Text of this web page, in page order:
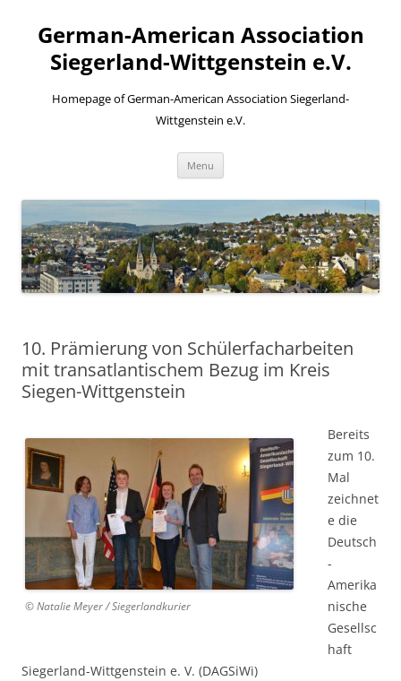
content
German-American Association
Siegerland-Wittgenstein e.V.
Homepage of German-American Association Siegerland-
Wittgenstein e.V.
Menu
10. Prämierung von Schülerfacharbeiten
mit transatlantischem Bezug im Kreis
Siegen-Wittgenstein
© Natalie Meyer / Siegerlandkurier
Bereits
zum 10.
Mal
zeichnet
e die
Deutsch
-
Amerika
nische
Gesellsc
haft
Siegerland-Wittgenstein e. V. (DAGSiWi)